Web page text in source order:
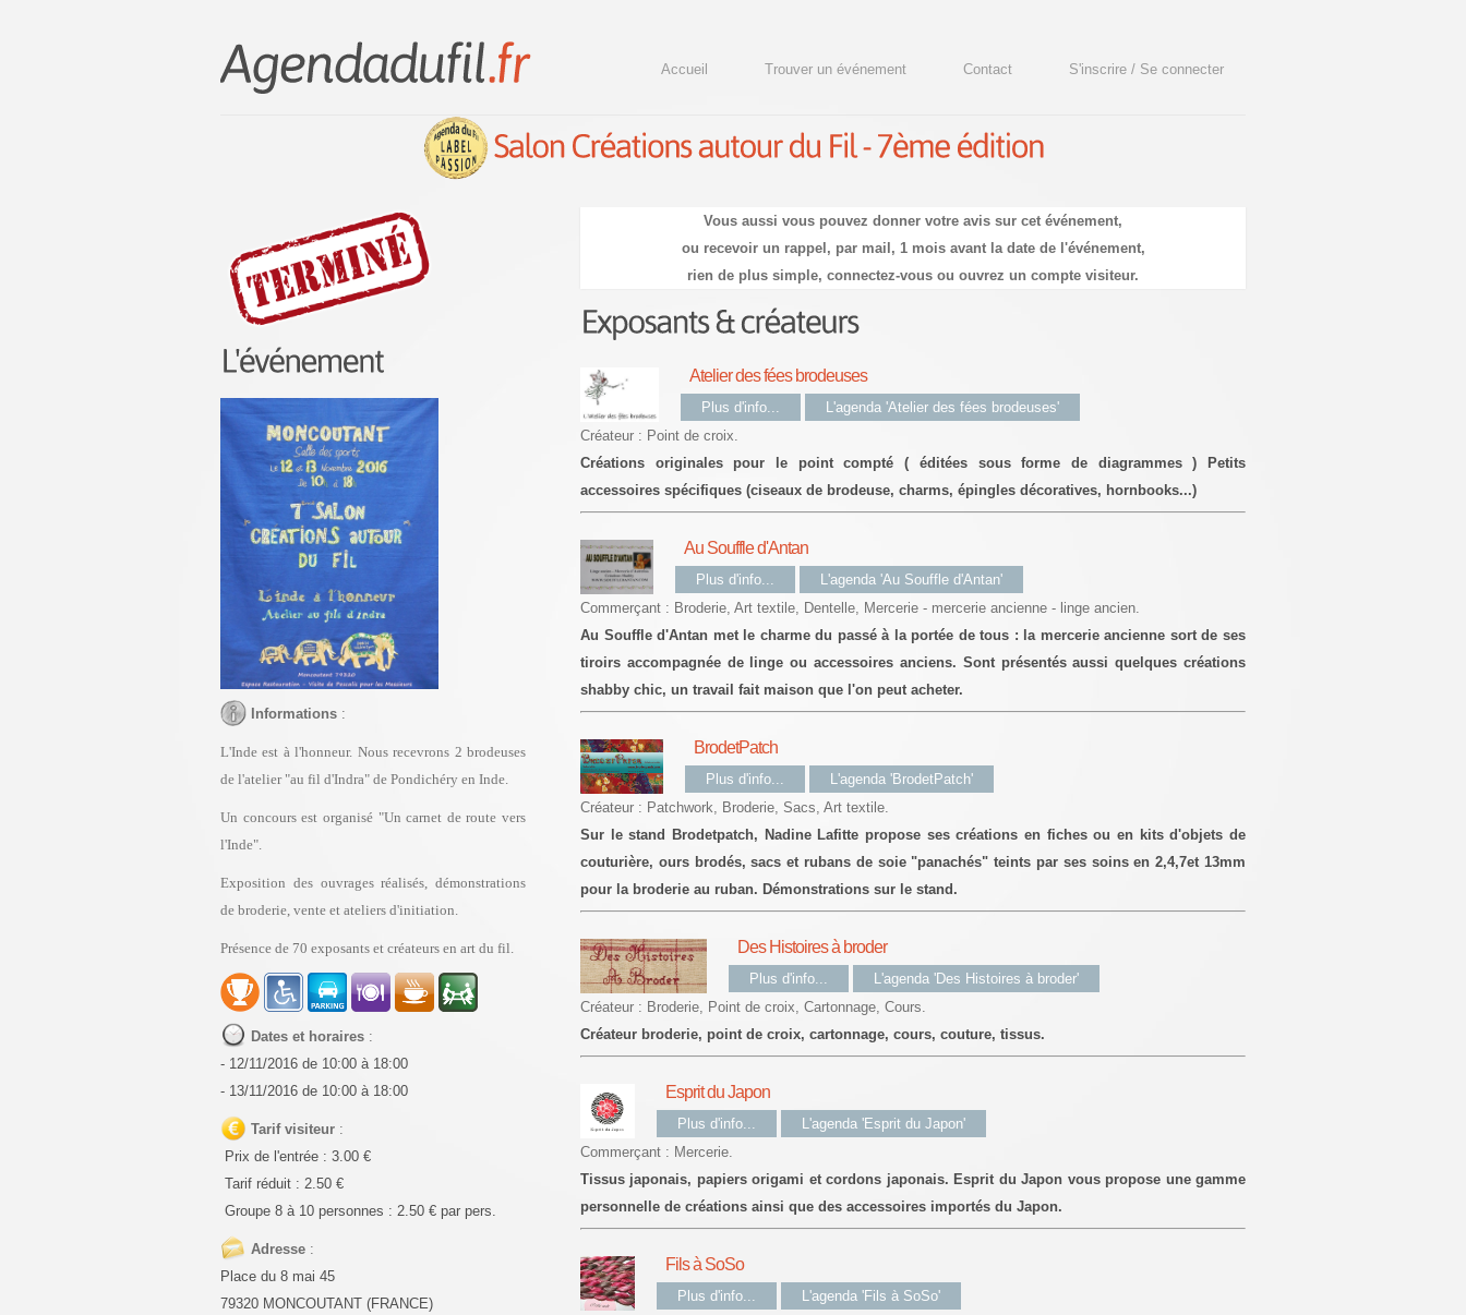
Accueil Trouver un événement Contact S'inscrire / Se connecter
Informations :
L'Inde est à l'honneur. Nous recevrons 2 brodeuses
de l'atelier "au fil d'Indra" de Pondichéry en Inde.
Un concours est organisé "Un carnet de route vers
l'Inde".
Exposition des ouvrages réalisés, démonstrations
de broderie, vente et ateliers d'initiation.
Présence de 70 exposants et créateurs en art du fil.
Dates et horaires :
- 12/11/2016 de 10:00 à 18:00
- 13/11/2016 de 10:00 à 18:00
Tarif visiteur :
Prix de l'entrée : 3.00 €
Tarif réduit : 2.50 €
Groupe 8 à 10 personnes : 2.50 € par pers.
Adresse :
Place du 8 mai 45
79320 MONCOUTANT (FRANCE)
Vous aussi vous pouvez donner votre avis sur cet événement,
ou recevoir un rappel, par mail, 1 mois avant la date de l'événement,
rien de plus simple, connectez-vous ou ouvrez un compte visiteur.
Atelier des fées brodeuses
Plus d'info...
L'agenda 'Atelier des fées brodeuses'
Créateur : Point de croix.
Créations originales pour le point compté ( éditées sous forme de diagrammes ) Petits
accessoires spécifiques (ciseaux de brodeuse, charms, épingles décoratives, hornbooks...)
Au Souffle d'Antan
Plus d'info...
L'agenda 'Au Souffle d'Antan'
Commerçant : Broderie, Art textile, Dentelle, Mercerie - mercerie ancienne - linge ancien.
Au Souffle d'Antan met le charme du passé à la portée de tous : la mercerie ancienne sort de ses
tiroirs accompagnée de linge ou accessoires anciens. Sont présentés aussi quelques créations
shabby chic, un travail fait maison que l'on peut acheter.
BrodetPatch
Plus d'info...
L'agenda 'BrodetPatch'
Créateur : Patchwork, Broderie, Sacs, Art textile.
Sur le stand Brodetpatch, Nadine Lafitte propose ses créations en fiches ou en kits d'objets de
couturière, ours brodés, sacs et rubans de soie "panachés" teints par ses soins en 2,4,7et 13mm
pour la broderie au ruban. Démonstrations sur le stand.
Des Histoires à broder
Plus d'info...
L'agenda 'Des Histoires à broder'
Créateur : Broderie, Point de croix, Cartonnage, Cours.
Créateur broderie, point de croix, cartonnage, cours, couture, tissus.
Esprit du Japon
Plus d'info...
L'agenda 'Esprit du Japon'
Commerçant : Mercerie.
Tissus japonais, papiers origami et cordons japonais. Esprit du Japon vous propose une gamme
personnelle de créations ainsi que des accessoires importés du Japon.
Fils à SoSo
Plus d'info...
L'agenda 'Fils à SoSo'